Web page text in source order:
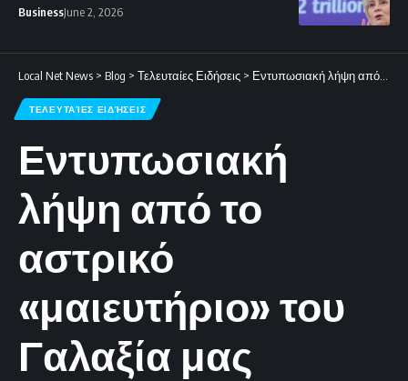
BusinessJune 2, 2026
Local Net News > Blog > Τελευταίες Ειδήσεις > Εντυπωσιακή λήψη από το αστρικό «μαιευτήριο» του Γαλαξία μας
ΤΕΛΕΥΤΑΊΕΣ ΕΙΔΉΣΕΙΣ
Εντυπωσιακή
λήψη από το
αστρικό
«μαιευτήριο» του
Γαλαξία μας